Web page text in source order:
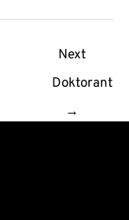
Next
Doktorant
→